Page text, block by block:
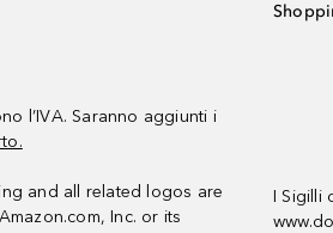
l’IVA. Saranno aggiunti i
and all related logos are
Inc. or its
I Sigilli